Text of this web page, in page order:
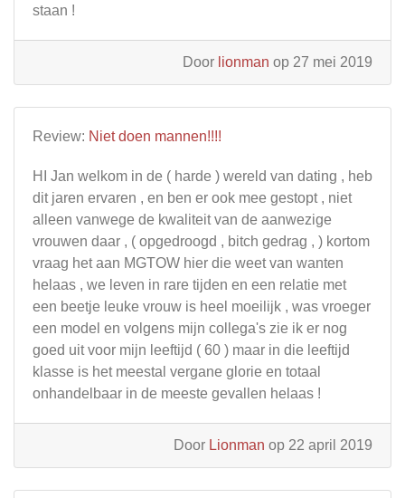
staan !
Door lionman op 27 mei 2019
Review: Niet doen mannen!!!!
HI Jan welkom in de ( harde ) wereld van dating , heb
dit jaren ervaren , en ben er ook mee gestopt , niet
alleen vanwege de kwaliteit van de aanwezige
vrouwen daar , ( opgedroogd , bitch gedrag , ) kortom
vraag het aan MGTOW hier die weet van wanten
helaas , we leven in rare tijden en een relatie met
een beetje leuke vrouw is heel moeilijk , was vroeger
een model en volgens mijn collega's zie ik er nog
goed uit voor mijn leeftijd ( 60 ) maar in die leeftijd
klasse is het meestal vergane glorie en totaal
onhandelbaar in de meeste gevallen helaas !
Door Lionman op 22 april 2019